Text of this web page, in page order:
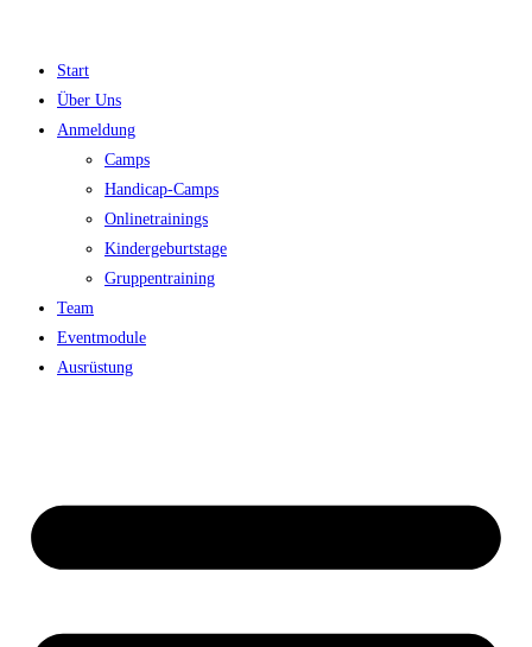
springen
Start
Über Uns
Anmeldung
Camps
Handicap-Camps
Onlinetrainings
Kindergeburtstage
Gruppentraining
Team
Eventmodule
Ausrüstung